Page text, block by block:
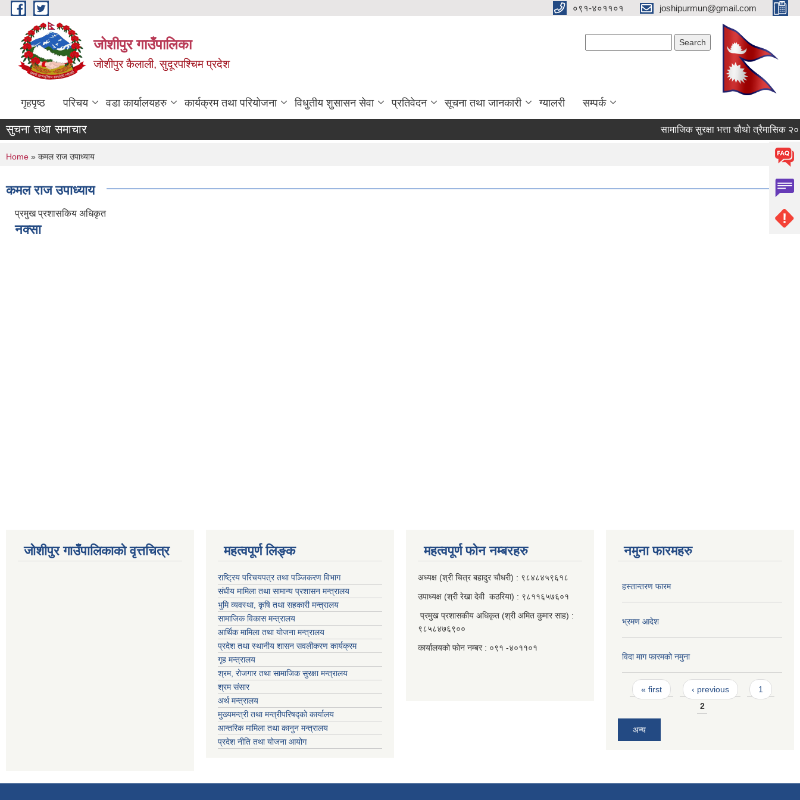
Skip to main content ०९१-४०११०१ joshipurmun@gmail.com
जोशीपुर गाउँपालिका
जोशीपुर कैलाली, सुदूरपश्चिम प्रदेश
गृहपृष्ठ परिचय वडा कार्यालयहरु कार्यक्रम तथा परियोजना विधुतीय शुसासन सेवा प्रतिवेदन सूचना तथा जानकारी ग्यालरी सम्पर्क
सुचना तथा समाचार सामाजिक सुरक्षा भत्ता चौथो त्रैमासिक
You are here
Home » कमल राज उपाध्याय
कमल राज उपाध्याय
प्रमुख प्रशासकिय अधिकृत
नक्सा
जोशीपुर गाउँपालिकाको वृत्तचित्र महत्वपूर्ण लि‍‍‍‍‍‌ङ्क
राष्ट्रिय परिचयपत्र तथा पञ्जिकरण विभाग
संघीय मामिला तथा सामान्य प्रशासन मन्त्रालय
भुमि व्यवस्था, कृषि तथा सहकारी मन्त्रालय
सामाजिक विकास मन्त्रालय
आर्थिक मामिला तथा याेजना मन्त्रालय
प्रदेश तथा स्थानीय शासन सवलीकरण कार्यक्रम
गृह मन्त्रालय
श्रम, रोजगार तथा सामाजिक सुरक्षा मन्त्रालय
श्रम संसार
अर्थ मन्त्रालय
मुख्यमन्त्री तथा मन्त्रीपरिषद्को कार्यालय
आन्तरिक मामिला तथा कानुन मन्त्रालय
प्रदेश नीति तथा योजना आयोग
महत्वपूर्ण फाेन नम्बरहरु
अध्यक्ष (श्री चित्र बहादुर चाैधरी) : ९८४८४५९६१८
उपाध्यक्ष (श्री रेखा देवी कठरिया) : ९८११६५७६०१
प्रमुख प्रशासकीय अधिकृत (श्री अमित कुमार साह) :
९८५८४७६९००
कार्यालयकाे फाेन नम्बर : ०९१ -४०११०१
नमुना फारमहरु
हस्तान्तरण फारम
भ्रमण आदेश
विदा माग फारमको नमुना
Pages
« first ‹ previous
1
2
अन्य